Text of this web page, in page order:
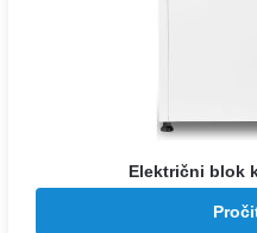
Električni blok